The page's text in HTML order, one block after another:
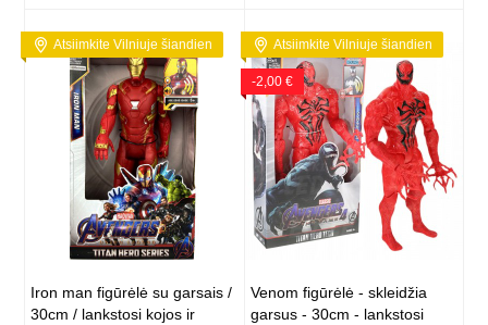
Atsiimkite Vilniuje šiandien
Iron man figūrėlė su garsais /
30cm / lankstosi kojos ir
Atsiimkite Vilniuje šiandien
-2,00 €
Venom figūrėlė - skleidžia
garsus - 30cm - lankstosi